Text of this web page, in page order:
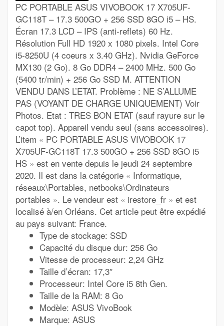
PC PORTABLE ASUS VIVOBOOK 17 X705UF-
GC118T – 17.3 500GO + 256 SSD 8GO i5 – HS.
Écran 17.3 LCD – IPS (anti-reflets) 60 Hz.
Résolution Full HD 1920 x 1080 pixels. Intel Core
i5-8250U (4 coeurs x 3.40 GHz). Nvidia GeForce
MX130 (2 Go). 8 Go DDR4 – 2400 MHz. 500 Go
(5400 tr/min) + 256 Go SSD M. ATTENTION
VENDU DANS L’ETAT. Problème : NE S’ALLUME
PAS (VOYANT DE CHARGE UNIQUEMENT) Voir
Photos. Etat : TRES BON ETAT (sauf rayure sur le
capot top). Appareil vendu seul (sans accessoires).
L’item « PC PORTABLE ASUS VIVOBOOK 17
X705UF-GC118T 17.3 500GO + 256 SSD 8GO i5
HS » est en vente depuis le jeudi 24 septembre
2020. Il est dans la catégorie « Informatique,
réseaux\Portables, netbooks\Ordinateurs
portables ». Le vendeur est « irestore_fr » et est
localisé à/en Orléans. Cet article peut être expédié
au pays suivant: France.
Type de stockage: SSD
Capacité du disque dur: 256 Go
Vitesse de processeur: 2,24 GHz
Taille d’écran: 17,3″
Processeur: Intel Core i5 8th Gen.
Taille de la RAM: 8 Go
Modèle: ASUS VivoBook
Marque: ASUS